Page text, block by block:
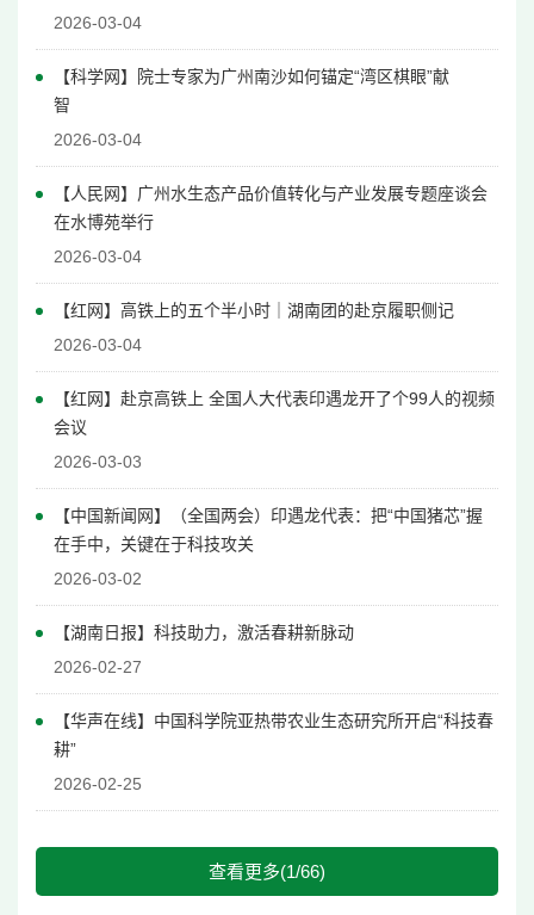
2026-03-04
【科学网】院士专家为广州南沙如何锚定“湾区棋眼”献
智
2026-03-04
【人民网】广州水生态产品价值转化与产业发展专题座谈会
在水博苑举行
2026-03-04
【红网】高铁上的五个半小时｜湖南团的赴京履职侧记
2026-03-04
【红网】赴京高铁上 全国人大代表印遇龙开了个99人的视频
会议
2026-03-03
【中国新闻网】（全国两会）印遇龙代表：把“中国猪芯”握
在手中，关键在于科技攻关
2026-03-02
【湖南日报】科技助力，激活春耕新脉动
2026-02-27
【华声在线】中国科学院亚热带农业生态研究所开启“科技春
耕”
2026-02-25
查看更多(1/66)